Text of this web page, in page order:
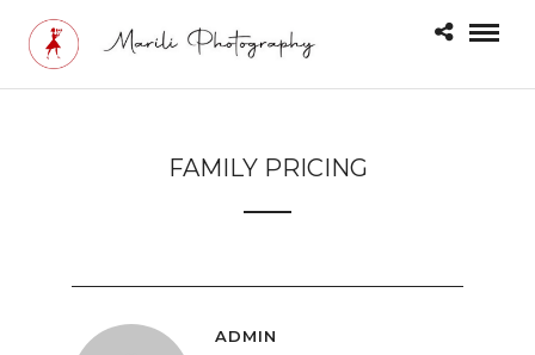
FAMILY PRICING
ADMIN